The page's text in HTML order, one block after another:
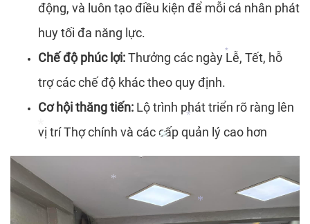
*
*
*
*
động, và luôn tạo điều kiện để mỗi cá nhân phát
huy tối đa năng lực.
Chế độ phúc lợi:Thưởng các ngày Lễ, Tết, hỗ
trợ các chế độ khác theo quy định.
Cơ hội thăng tiến: Lộ trình phát triển rõ ràng lên
vị trí Thợ chính và các cấp quản lý cao hơn